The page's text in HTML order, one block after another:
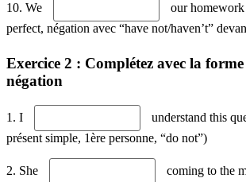
10. We
our
perfect, négation avec “have not/haven’t”
Exercice 2 : Complétez avec la
négation
1. I
understand this
présent simple, 1ère personne, “do not”)
2. She
coming to the